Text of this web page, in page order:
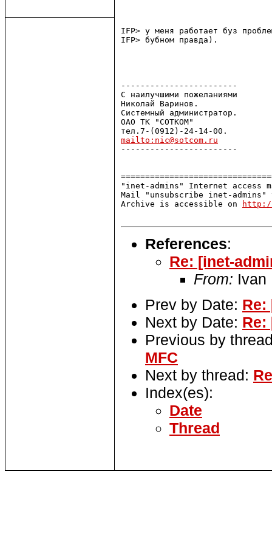
IFP> у меня работает буз
IFP> бубном правда).
------------------------
С наилучшими пожеланиями
Николай Варинов.
Системный администратор.
ОАО ТК "СОТКОМ"
mailto:nic@sotcom.ru
------------------------
"inet-admins" Internet access
Mail "unsubscribe inet-
Archive is accessible on
References:
Re: [inet-
From: Ivan
Prev by Date: Re:
Next by Date: Re:
Previous by
MFC
Next by thread:
Index(es):
Date
Thread